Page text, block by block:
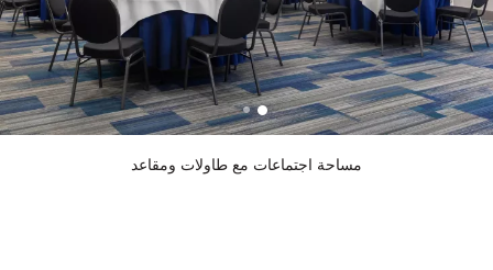
مساحة اجتماعات مع طاولات ومقاعد